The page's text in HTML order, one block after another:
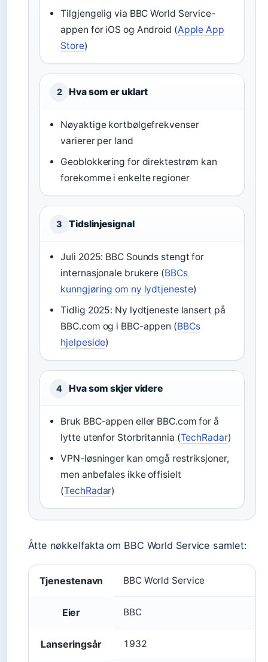
Tilgjengelig via BBC World Service-
appen for iOS og Android (Apple App
Store)
2 Hva som er uklart
Nøyaktige kortbølgefrekvenser
varierer per land
Geoblokkering for direktestrøm kan
forekomme i enkelte regioner
3 Tidslinjesignal
Juli 2025: BBC Sounds stengt for
internasjonale brukere (BBCs
kunngjøring om ny lydtjeneste)
Tidlig 2025: Ny lydtjeneste lansert på
BBC.com og i BBC-appen (BBCs
hjelpeside)
4 Hva som skjer videre
Bruk BBC-appen eller BBC.com for å
lytte utenfor Storbritannia (TechRadar)
VPN-løsninger kan omgå restriksjoner,
men anbefales ikke offisielt
(TechRadar)
Åtte nøkkelfakta om BBC World Service samlet:
Tjenestenavn BBC World Service
Eier BBC
Lanseringsår 1932